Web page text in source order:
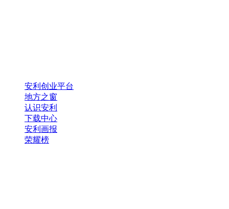
安利创业平台
地方之窗
认识安利
下载中心
安利画报
荣耀榜